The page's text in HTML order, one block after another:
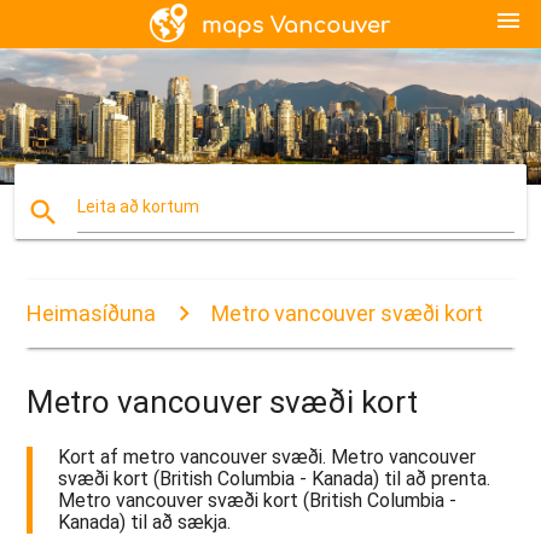
menu
search Leita að kortum
Heimasíðuna Metro vancouver svæði kort
Metro vancouver svæði kort
Kort af metro vancouver svæði. Metro vancouver
svæði kort (British Columbia - Kanada) til að prenta.
Metro vancouver svæði kort (British Columbia -
Kanada) til að sækja.